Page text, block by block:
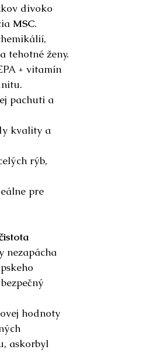
divoko
MSC.
tehotné ženy.
+ vitamín
pachuti a
kvality a
rýb,
pre
nezapácha
hodnoty
askorbyl